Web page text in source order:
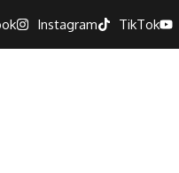
Instagram TikTok